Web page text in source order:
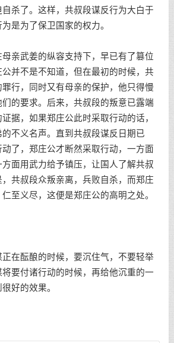
杀了。这样，共叔段谋反行为大白于
是为了保卫国家的权力。
武姜的纵容支持下，早已有了篡位
并不是不知道，但在最初的时候，共
行，同时又有母亲的保护，他只得慢
的要求。后来，共叔段的叛意已露端
据，如果郑庄公此时采取行动的话，
不义名声。直到共叔段谋反日期已
了，郑庄公才断然采取行动，一方面
面用武力给予镇压，让国人了解共叔
共叔段众叛亲离，兵败自杀，而郑庄
至义尽，这便是郑庄公的高明之处。
酝酿的时候，要沉住气，不要轻举
要付诸行动的时候，再给他沉重的一
好的效果。